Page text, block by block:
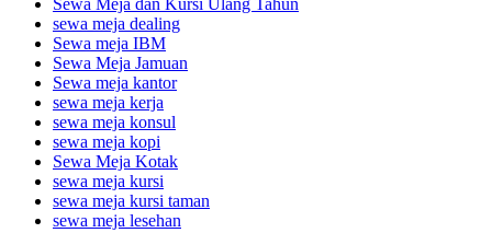
Sewa Meja dan Kursi Ulang Tahun
sewa meja dealing
Sewa meja IBM
Sewa Meja Jamuan
Sewa meja kantor
sewa meja kerja
sewa meja konsul
sewa meja kopi
Sewa Meja Kotak
sewa meja kursi
sewa meja kursi taman
sewa meja lesehan